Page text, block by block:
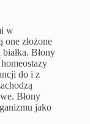
w
złożone
Błony
do i z
Błony
jako